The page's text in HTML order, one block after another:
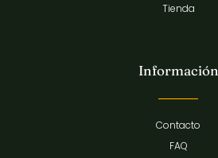
Tienda
Información
Contacto
FAQ